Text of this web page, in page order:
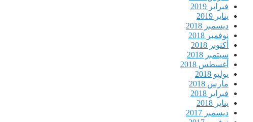
فبراير 2019
يناير 2019
ديسمبر 2018
نوفمبر 2018
أكتوبر 2018
سبتمبر 2018
أغسطس 2018
يوليو 2018
مارس 2018
فبراير 2018
يناير 2018
ديسمبر 2017